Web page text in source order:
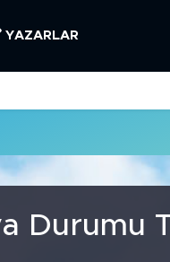
YAZARLAR
Durumu